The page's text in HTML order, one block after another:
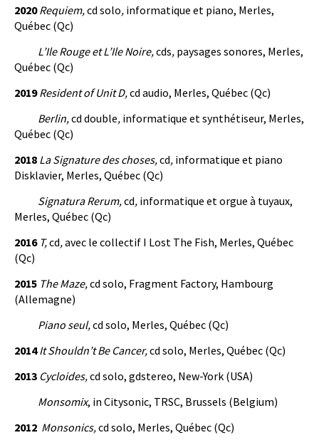
2020Requiem,cd solo, informatique et piano, Merles,
Québec (Qc)
L’Ile Rouge et L’Ile Noire,cds, paysages sonores, Merles,
Québec (Qc)
2019Resident of Unit D,cd audio, Merles, Québec (Qc)
Berlin,cd double, informatique et synthétiseur, Merles,
Québec (Qc)
2018 La Signature des choses,cd, informatique et piano
Disklavier, Merles, Québec (Qc)
Signatura Rerum,cd, informatique et orgue à tuyaux,
Merles, Québec (Qc)
2016 T,cd,avec le collectif I Lost The Fish, Merles, Québec
(Qc)
2015 The Maze,cd solo, Fragment Factory, Hambourg
(Allemagne)
Piano seul,cd solo, Merles, Québec (Qc)
2014It Shouldn’t Be Cancer,cd solo, Merles, Québec (Qc)
2013 Cycloides,cd solo, gdstereo, New-York (USA)
Monsomix, in Citysonic, TRSC, Brussels (Belgium)
2012 Monsonics,cd solo, Merles, Québec (Qc)